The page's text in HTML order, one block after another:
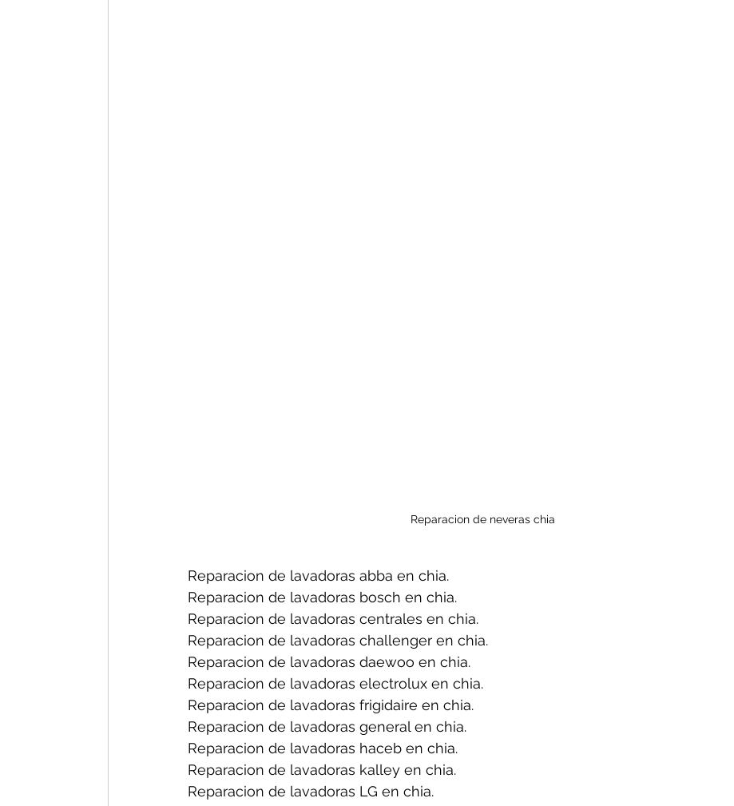
Reparacion de neveras chia
Reparacion de lavadoras abba en chia.
Reparacion de lavadoras bosch en chia.
Reparacion de lavadoras centrales en chia.
Reparacion de lavadoras challenger en chia.
Reparacion de lavadoras daewoo en chia.
Reparacion de lavadoras electrolux en chia.
Reparacion de lavadoras frigidaire en chia.
Reparacion de lavadoras general en chia.
Reparacion de lavadoras haceb en chia.
Reparacion de lavadoras kalley en chia.
Reparacion de lavadoras LG en chia.